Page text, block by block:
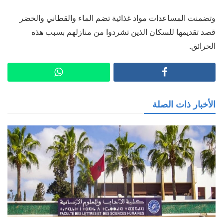
وتضمنت المساعدات مواد غذائية تضم الماء والقطاني والخضر
قصد تقديمها للسكان الذين تشردوا من منازلهم بسبب هذه
الحرائق.
الأخبار ذات الصلة